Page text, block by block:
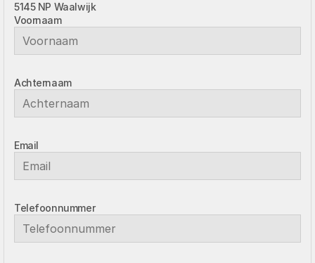
5145 NP Waalwijk
Voornaam
Achternaam
Email
Telefoonnummer